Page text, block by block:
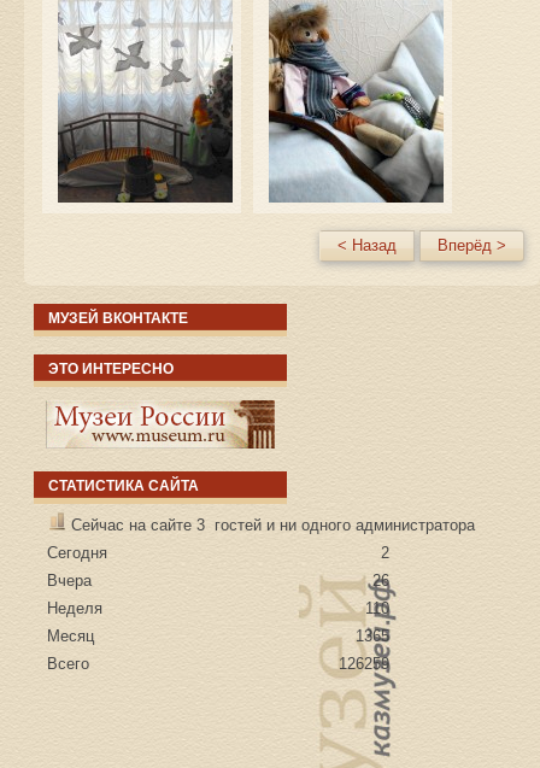
< Назад Вперёд >
МУЗЕЙ ВКОНТАКТЕ
ЭТО ИНТЕРЕСНО
СТАТИСТИКА САЙТА
Сейчас на сайте 3 гостей и ни одного администратора
Сегодня
2
Вчера
26
Неделя
110
Месяц
1365
Всего
126259